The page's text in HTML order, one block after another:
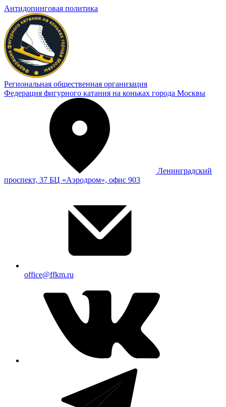
Антидопинговая политика
Региональная общественная организация
Федерация фигурного катания на коньках города Москвы
Ленинградский
проспект, 37 БЦ «Аэродром», офис 903
office@ffkm.ru